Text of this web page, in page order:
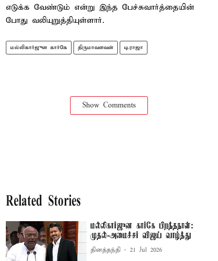
எடுக்க வேண்டும் என்று இந்த பேச்சுவார்த்தையின்
போது வலியுறுத்தியுள்ளார்.
மல்லிகார்ஜுன கார்கே திருமாவளவன் டி.ராஜா
Show Comments
Related Stories
மல்லிகார்ஜுன கார்கே பிறந்தநாள்:
முதல்-அமைச்சர் விஜய் வாழ்த்து
தினத்தந்தி 21 Jul 2026